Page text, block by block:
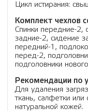
Цикл истирания:
Комплект чехлов
Спинки передние-2,
задние-2, сидение
передний-1,
перед-2,
подголовники
Рекомендации по
Для удаления
ткань, салфетки или
натуральной кожей.